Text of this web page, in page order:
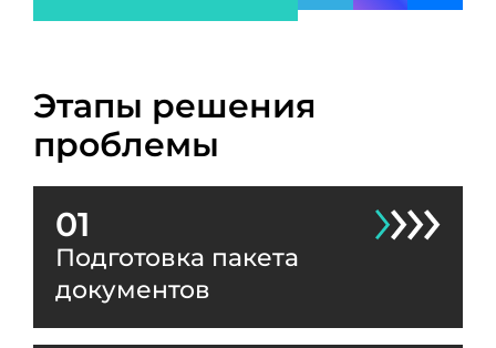
Этапы решения
проблемы
01
Подготовка пакета
документов